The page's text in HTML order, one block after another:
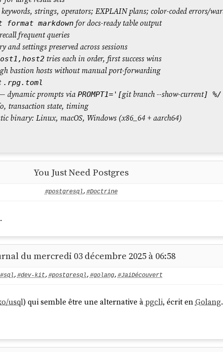
strings, operators; EXPLAIN plans; color-coded errors/
format markdown for docs-ready table output
frequent queries
settings preserved across sessions
tries each in order, first success wins
bastion hosts without manual port-forwarding
.rpg.toml
dynamic prompts via PROMPT1='[git branch --show-current]
transaction state, timing
binary: Linux, macOS, Windows (x86_64 + aarch64)
You Just Need Postgres
#postgresql,#Doctrine
.
du mercredi 03 décembre 2025 à 06:58
#sql, #dev-kit,#postgresql,#golang,#JaiDécouvert
usql) qui semble être une alternative àpgcli, écrit enGolang.